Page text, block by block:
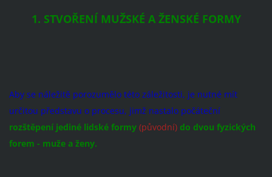
1. STVOŘENÍ MUŽSKÉ A ŽENSKÉ FORMY
Aby se náležitě porozumělo této záležitosti, je nutné mít
určitou představu o procesu, jimž nastalo počáteční
rozštěpení jediné lidské formy (původní)do dvou fyzických
forem - muže a ženy.